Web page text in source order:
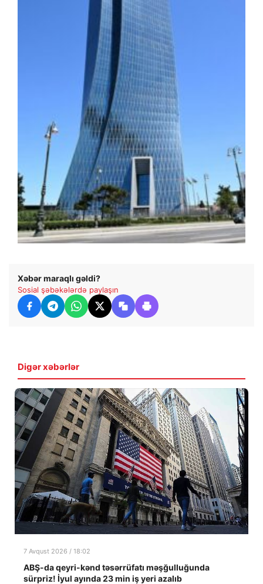
Xəbər maraqlı gəldi?
Sosial şəbəkələrdə paylaşın
Digər xəbərlər
7 Avqust 2026 / 18:02
ABŞ-da qeyri-kənd təsərrüfatı məşğulluğunda
sürpriz! İyul ayında 23 min iş yeri azalıb